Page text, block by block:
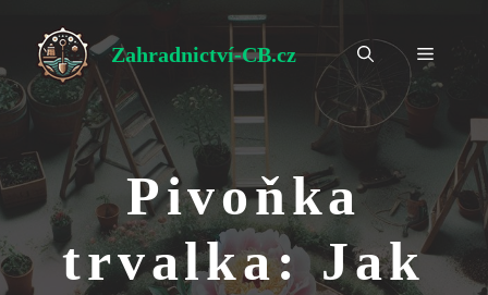
obsah
Zahradnictví-CB.cz Menu
Pivoňka
trvalka: Jak